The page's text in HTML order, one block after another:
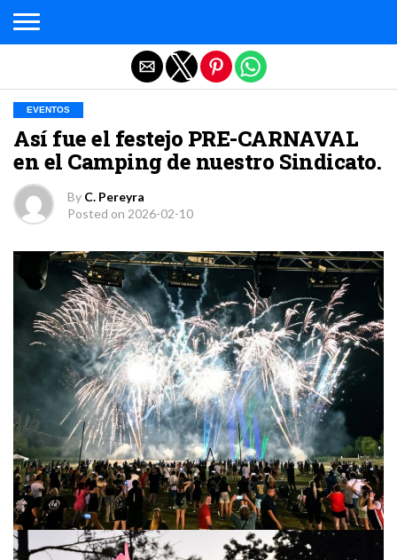
EVENTOS
Así fue el festejo PRE-CARNAVAL
en el Camping de nuestro Sindicato.
By C. Pereyra
Posted on 2026-02-10